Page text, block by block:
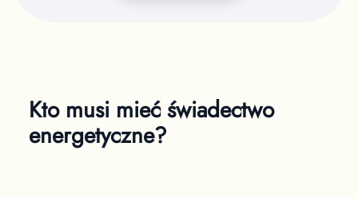
Kto musi mieć świadectwo
energetyczne?